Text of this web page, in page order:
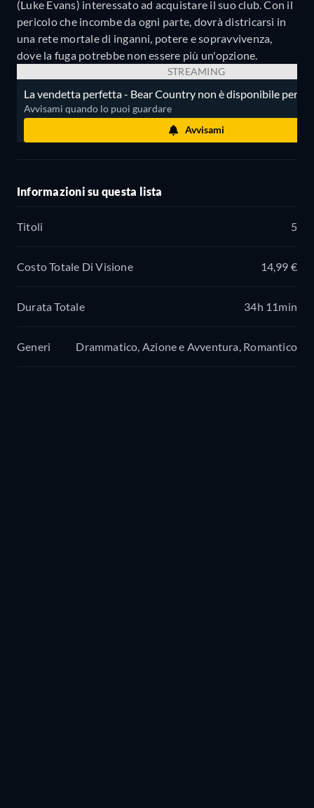
(Luke Evans) interessato ad acquistare il suo club. Con il
pericolo che incombe da ogni parte, dovrà districarsi in
una rete mortale di inganni, potere e sopravvivenza,
dove la fuga potrebbe non essere più un'opzione.
STREAMING
La vendetta perfetta - Bear Country non è disponibile per lo
Avvisami quando lo puoi guardare
Avvisami
Informazioni su questa lista
Titoli 5
Costo Totale Di Visione 14,99 €
Durata Totale 34h 11min
Generi Drammatico, Azione e Avventura, Romantico